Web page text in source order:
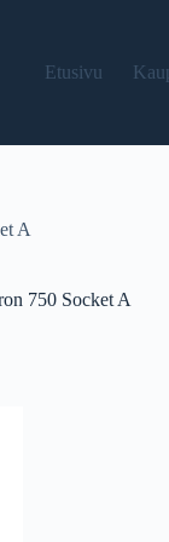
Etusivu
A
750 Socket A